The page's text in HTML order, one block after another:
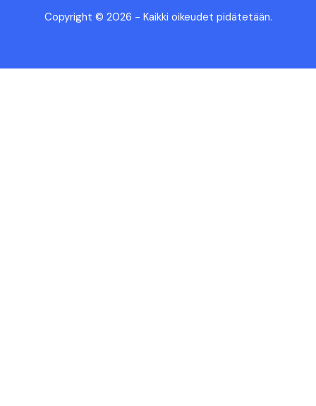
Copyright © 2026 - Kaikki oikeudet pidätetään.